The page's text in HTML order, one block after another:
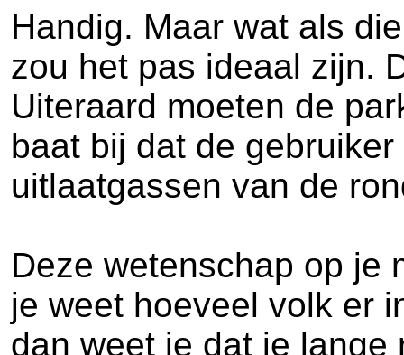
Handig. Maar wat als
zou het pas ideaal zijn.
Uiteraard moeten de
baat bij dat de
uitlaatgassen van de
Deze wetenschap op je
je weet hoeveel volk er
dan weet je dat je